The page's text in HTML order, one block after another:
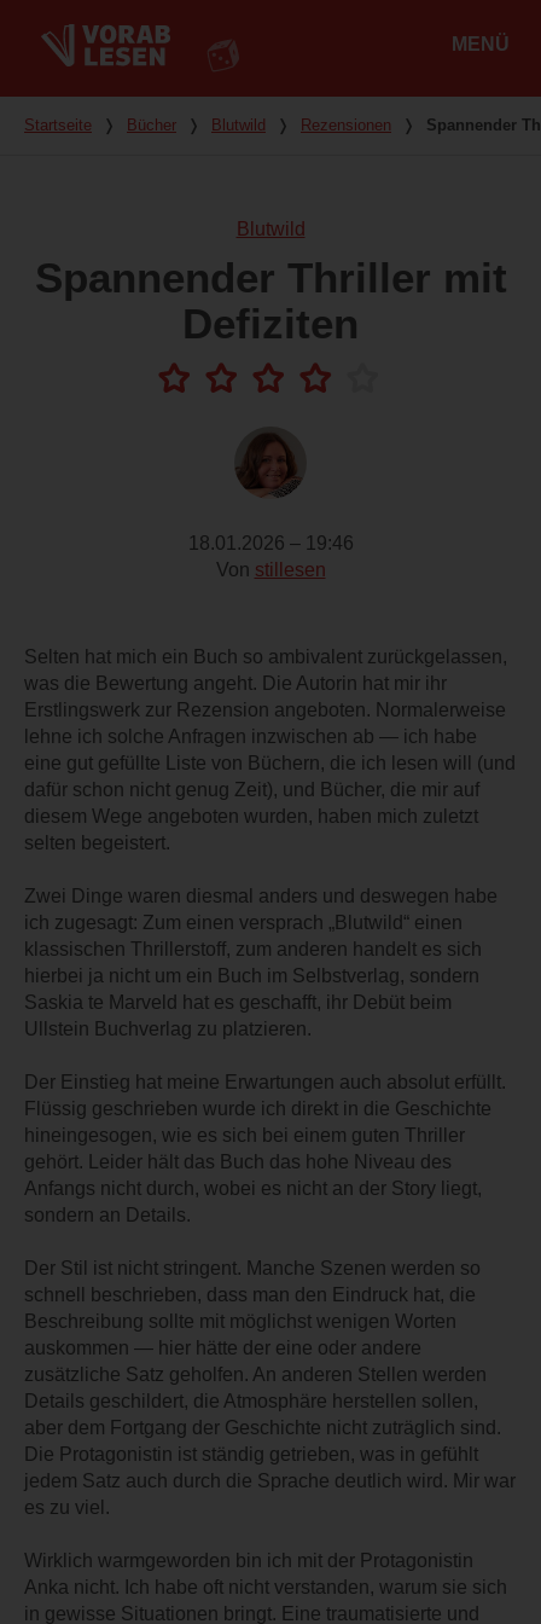
MENÜ
Du bist hier
Startseite ❭ Bücher ❭ Blutwild ❭ Rezensionen ❭ Spannender
Blutwild
Spannender Thriller mit
Defiziten
18.01.2026 – 19:46
Von stillesen
Selten hat mich ein Buch so ambivalent zurückgelassen,
was die Bewertung angeht. Die Autorin hat mir ihr
Erstlingswerk zur Rezension angeboten. Normalerweise
lehne ich solche Anfragen inzwischen ab — ich habe
eine gut gefüllte Liste von Büchern, die ich lesen will (und
dafür schon nicht genug Zeit), und Bücher, die mir auf
diesem Wege angeboten wurden, haben mich zuletzt
selten begeistert.
Zwei Dinge waren diesmal anders und deswegen habe
ich zugesagt: Zum einen versprach „Blutwild“ einen
klassischen Thrillerstoff, zum anderen handelt es sich
hierbei ja nicht um ein Buch im Selbstverlag, sondern
Saskia te Marveld hat es geschafft, ihr Debüt beim
Ullstein Buchverlag zu platzieren.
Der Einstieg hat meine Erwartungen auch absolut erfüllt.
Flüssig geschrieben wurde ich direkt in die Geschichte
hineingesogen, wie es sich bei einem guten Thriller
gehört. Leider hält das Buch das hohe Niveau des
Anfangs nicht durch, wobei es nicht an der Story liegt,
sondern an Details.
Der Stil ist nicht stringent. Manche Szenen werden so
schnell beschrieben, dass man den Eindruck hat, die
Beschreibung sollte mit möglichst wenigen Worten
auskommen — hier hätte der eine oder andere
zusätzliche Satz geholfen. An anderen Stellen werden
Details geschildert, die Atmosphäre herstellen sollen,
aber dem Fortgang der Geschichte nicht zuträglich sind.
Die Protagonistin ist ständig getrieben, was in gefühlt
jedem Satz auch durch die Sprache deutlich wird. Mir war
es zu viel.
Wirklich warmgeworden bin ich mit der Protagonistin
Anka nicht. Ich habe oft nicht verstanden, warum sie sich
in gewisse Situationen bringt. Eine traumatisierte und